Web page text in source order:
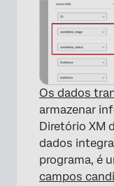
Os dados
armazenar
Diretório XM
dados
programa, é
campos